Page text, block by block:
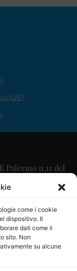
come i cookie
dispositivo. Il
dati come il
sito. Non
su alcune
(UE)
n.11 del